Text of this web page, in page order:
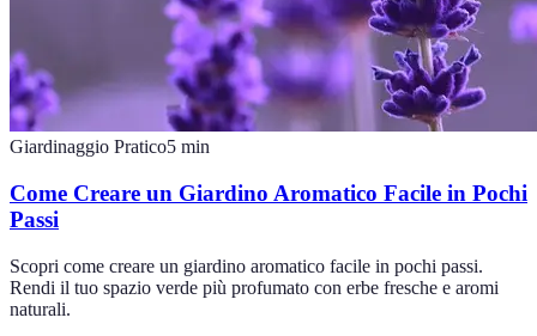
Giardinaggio Pratico5 min
Come Creare un Giardino Aromatico Facile in Pochi
Passi
Scopri come creare un giardino aromatico facile in pochi passi.
Rendi il tuo spazio verde più profumato con erbe fresche e aromi
naturali.